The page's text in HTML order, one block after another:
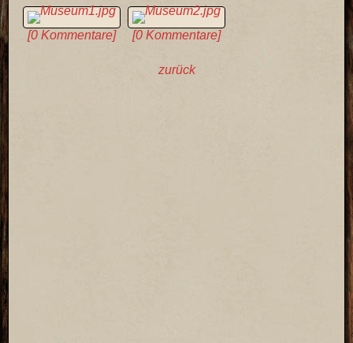
[0 Kommentare] [0 Kommentare]
zurück